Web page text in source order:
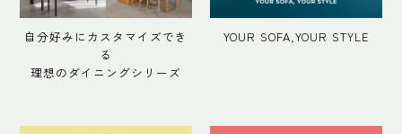
自分好みにカスタマイズでき
る
理想のダイニングシリーズ
YOUR SOFA,YOUR STYLE